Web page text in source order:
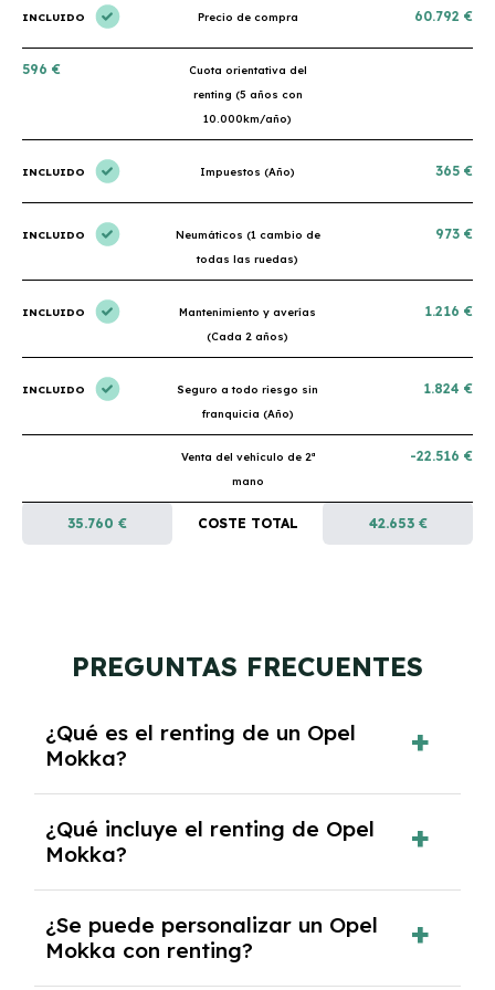
INCLUIDO Precio de compra 60.792 €
596 €
Cuota orientativa del
renting (5 años con
10.000km/año)
INCLUIDO Impuestos (Año) 365 €
INCLUIDO
Neumáticos (1 cambio de
todas las ruedas)
973 €
INCLUIDO
Mantenimiento y averías
(Cada 2 años)
1.216 €
INCLUIDO
Seguro a todo riesgo sin
franquicia (Año)
1.824 €
Venta del vehículo de 2ª
mano
-22.516 €
35.760 € COSTE TOTAL 42.653 €
PREGUNTAS FRECUENTES
¿Qué es el renting de un Opel
Mokka?
alquiler a largo plazo en el que pagas una
cuota mensual fija por el uso del coche
durante un periodo determinado,
generalmente entre 2 y 5 años.
¿Qué incluye el renting de Opel
Mokka?
seguro a todo riesgo, mantenimiento,
reparaciones, impuestos, asistencia en
carretera y gestión de la documentación.
¿Se puede personalizar un Opel
Mokka con renting?